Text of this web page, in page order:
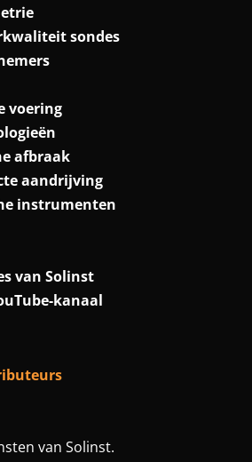
sondes
voering
afbraak
aandrijving
instrumenten
van Solinst
kanaal
van Solinst.